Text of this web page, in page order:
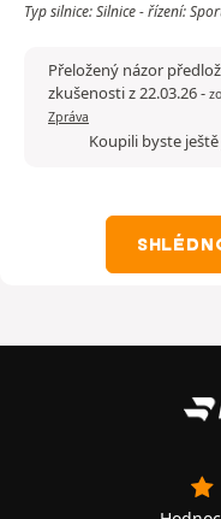
Typ silnice: Silnice - řízení:
Přeložený názor
zkušenosti z 22.03.26-
Zpráva
Koupili byste